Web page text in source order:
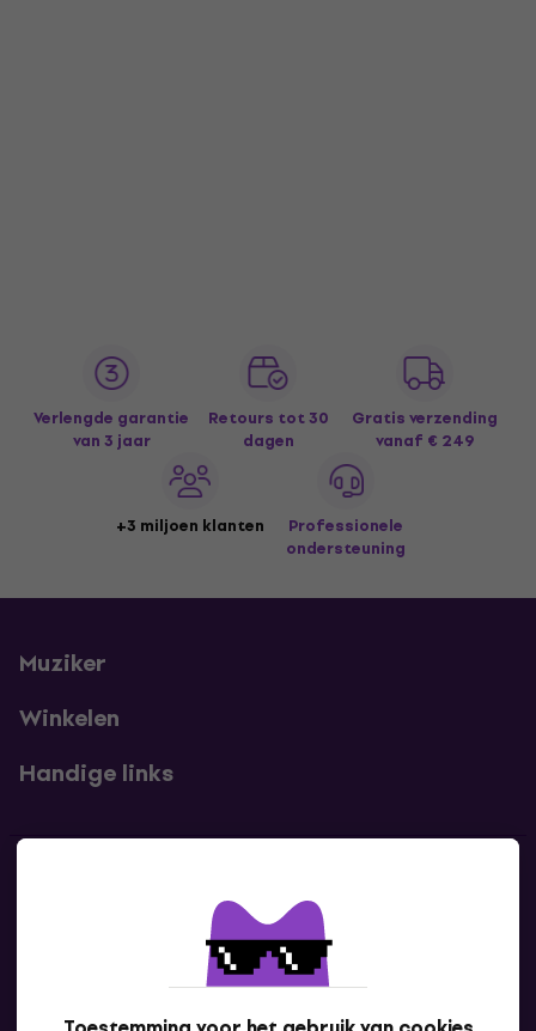
Verlengde garantie
van 3 jaar
Retours tot 30
dagen
Gratis verzending
vanaf € 249
+3 miljoen klanten
Professionele
ondersteuning
Muziker
Winkelen
Handige links
Neem contact met ons op